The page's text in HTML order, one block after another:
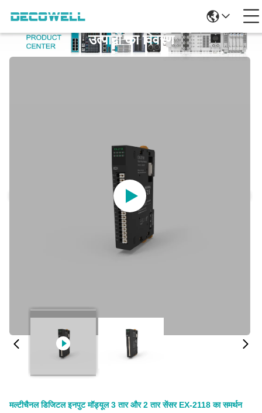
उत्पादों का विवरण
मल्टीचैनल डिजिटल इनपुट मॉड्यूल 3 तार और 2 तार सेंसर EX-2118 का समर्थन